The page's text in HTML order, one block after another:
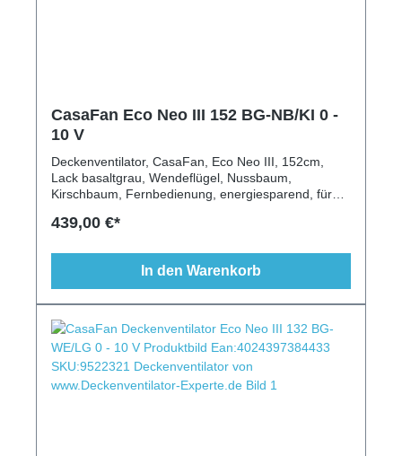
CasaFan Eco Neo III 152 BG-NB/KI 0 -
10 V
Deckenventilator, CasaFan, Eco Neo III, 152cm,
Lack basaltgrau, Wendeflügel, Nussbaum,
Kirschbaum, Fernbedienung, energiesparend, für
439,00 €*
In den Warenkorb